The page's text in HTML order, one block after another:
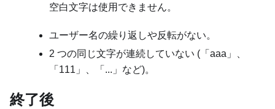
空白文字は使用できません。
ユーザー名の繰り返しや反転がない。
2 つの同じ文字が連続していない (「aaa」、
「111」、「...」など)。
終了後